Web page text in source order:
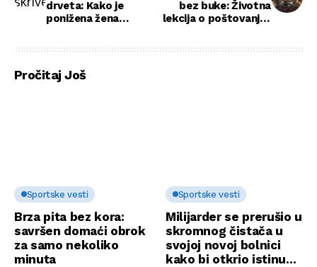
drveta: Kako je
ponižena žena
bez buke: Životna
lekcija o poštovanju i
Pročitaj Još
Sportske vesti
Brza pita bez kora:
savršen domaći obrok
za samo nekoliko
minuta
Sportske vesti
Milijarder se prerušio u
skromnog čistača u
svojoj novoj bolnici
kako bi otkrio istinu…